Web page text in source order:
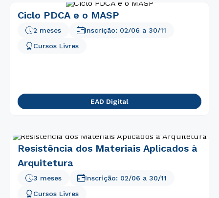
Ciclo PDCA e o MASP
Cursos Livres
2 meses Inscrição: 02/06 a 30/11
EAD Digital
Resistência dos Materiais Aplicados à
Arquitetura
Cursos Livres
3 meses Inscrição: 02/06 a 30/11